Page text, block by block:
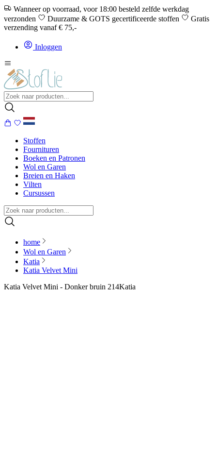
Wanneer op voorraad, voor 18:00 besteld zelfde werkdag
verzonden
Duurzame & GOTS gecertificeerde stoffen
Gratis
verzending vanaf € 75,-
Inloggen
Stoffen
Fournituren
Boeken en Patronen
Wol en Garen
Breien en Haken
Vilten
Cursussen
home
Wol en Garen
Katia
Katia Velvet Mini
Katia Velvet Mini - Donker bruin 214Katia